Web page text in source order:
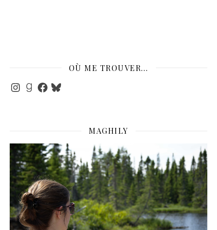
OÙ ME TROUVER…
Instagram
Goodreads
Facebook
Bluesky
MAGHILY